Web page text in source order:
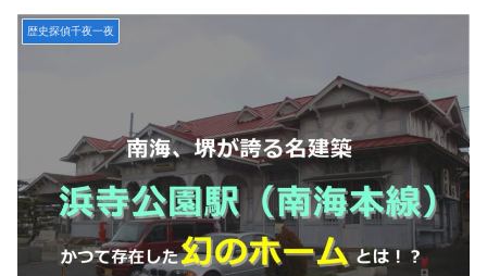
歴史探偵千夜一夜